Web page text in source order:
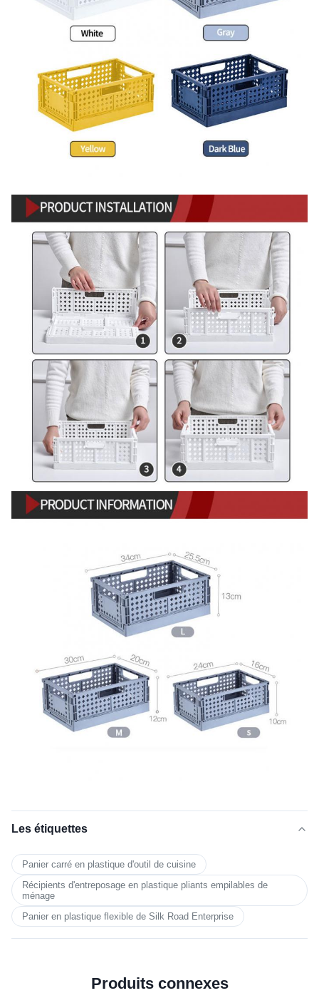
Les étiquettes
Panier carré en plastique d'outil de cuisine
Récipients d'entreposage en plastique pliants empilables de
ménage
Panier en plastique flexible de Silk Road Enterprise
Produits connexes